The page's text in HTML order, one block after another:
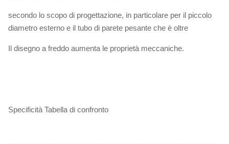
secondo lo scopo di progettazione, in particolare per il piccolo
diametro esterno e il tubo di parete pesante che è oltre
Il disegno a freddo aumenta le proprietà meccaniche.
Specificità Tabella di confronto